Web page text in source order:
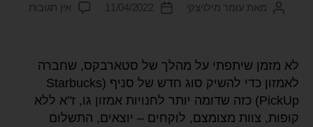
מאת עומר מילויצקי 11/04/2022 אין תגובות
לא מזמן שיתפתי על מהלך של סטארבקס, שחברה
לאמזון כדי להשיק סוג חדש של סניף (Starbucks
PickUp) כזה שדומה יותר לחנויות אמזון גו, ז"א ללא
קופות, צוות מצומצם, לוקחים – יוצאים, התשלום